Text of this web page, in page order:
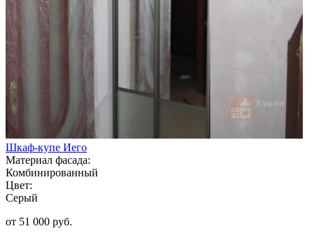
Шкаф-купе Иего
Материал фасада:
Комбинированный
Цвет:
Серый
от 51 000 руб.